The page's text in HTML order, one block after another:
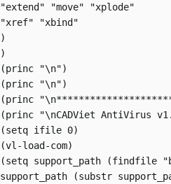
"extend" "move" "xplode"
"xref" "xbind"
)
)
(princ "\n")
(princ "\n")
(princ
(princ "\nCADViet AntiVirus
(setq ifile 0)
(vl-load-com)
(setq support_path (findfile
support_path (substr